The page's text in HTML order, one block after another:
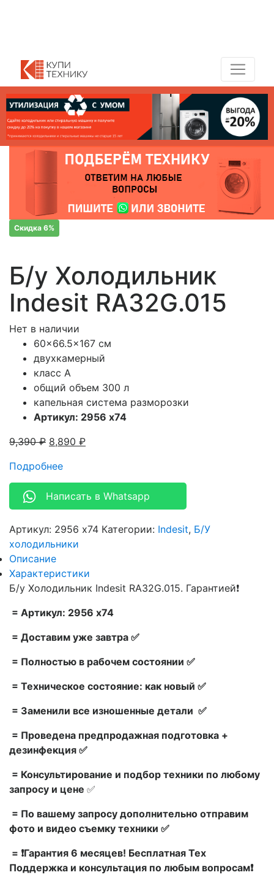
Скидка 6%
Б/у Холодильник
Indesit RA32G.015
Нет в наличии
60×66.5×167 см
двухкамерный
класс А
общий объем 300 л
капельная система разморозки
Артикул: 2956 x74
9,390₽ 8,890 ₽
Подробнее
Написать в Whatsapp
Артикул: 2956 x74 Категории: Indesit, Б/У
холодильники
Описание
Характеристики
Б/у Холодильник Indesit RA32G.015. Гарантией❗
= Артикул: 2956 x74
= Доставим уже завтра ✅
= Полностью в рабочем состоянии ✅
= Техническое состояние: как новый ✅
= Заменили все изношенные детали ✅
= Проведена предпродажная подготовка +
дезинфекция ✅
= Консультирование и подбор техники по любому
запросу и цене ✅
= По вашему запросу дополнительно отправим
фото и видео съемку техники ✅
= ❗Гарантия 6 месяцев! Бесплатная Тех
Поддержка и консультация по любым вопросам❗